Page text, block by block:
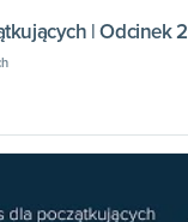
| Odcinek 2